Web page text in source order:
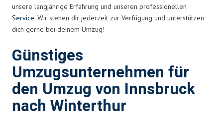
unsere langjährige Erfahrung und unseren professionellen
Service. Wir stehen dir jederzeit zur Verfügung und unterstützen
dich gerne bei deinem Umzug!
Günstiges
Umzugsunternehmen für
den Umzug von Innsbruck
nach Winterthur